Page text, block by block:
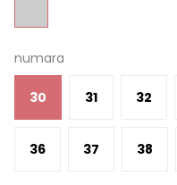
numara
30 31 32
36 37 38